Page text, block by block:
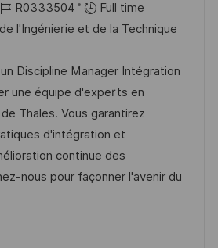
g
e
R
é
é
e
R0333504
Full time
l'Ingénierie et de la Technique
Discipline Manager Intégration
une équipe d'experts en
Thales. Vous garantirez
d'intégration et
continue des
nous pour façonner l'avenir du